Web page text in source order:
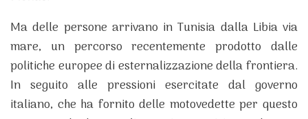
Ma delle persone arrivano in Tunisia dalla Libia via
mare, un percorso recentemente prodotto dalle
politiche europee di esternalizzazione della frontiera.
In seguito alle pressioni esercitate dal governo
italiano, che ha fornito delle motovedette per questo